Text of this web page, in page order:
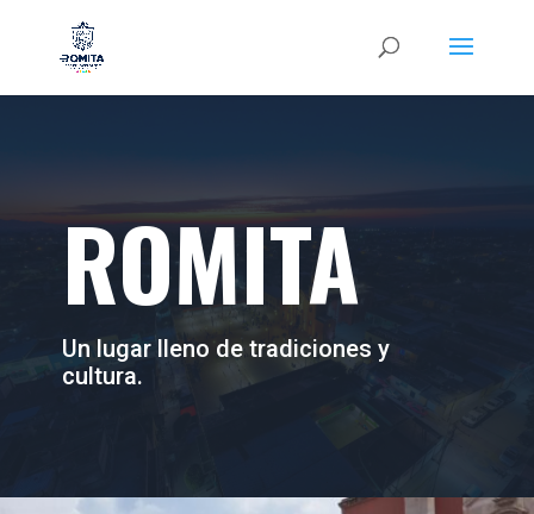
ROMITA
Un lugar lleno de tradiciones y
cultura.